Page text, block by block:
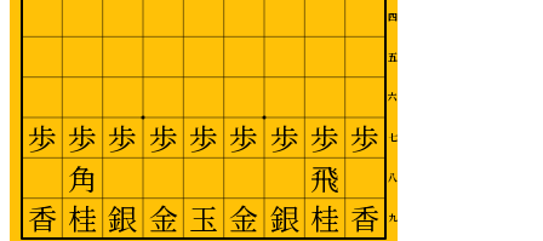
四
五
六
七
八
九
歩
香
歩
飛
桂
歩
銀
歩
金
歩
玉
歩
金
歩
銀
歩
角
桂
歩
香